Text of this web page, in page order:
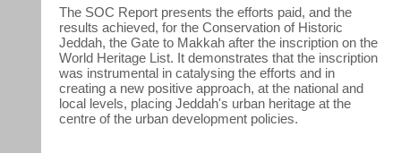
The SOC Report presents the efforts paid, and the
results achieved, for the Conservation of Historic
Jeddah, the Gate to Makkah after the inscription on the
World Heritage List. It demonstrates that the inscription
was instrumental in catalysing the efforts and in
creating a new positive approach, at the national and
local levels, placing Jeddah's urban heritage at the
centre of the urban development policies.